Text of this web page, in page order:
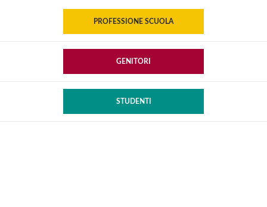
PROFESSIONE SCUOLA
GENITORI
STUDENTI